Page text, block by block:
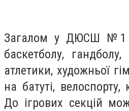
Загалом у ДЮСШ №1
баскетболу, гандболу,
атлетики, художньої
на батуті, велоспорту,
До ігрових секцій